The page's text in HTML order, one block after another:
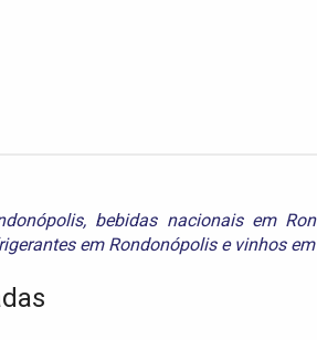
, bebidas nacionais em
em Rondonópolise vinhos